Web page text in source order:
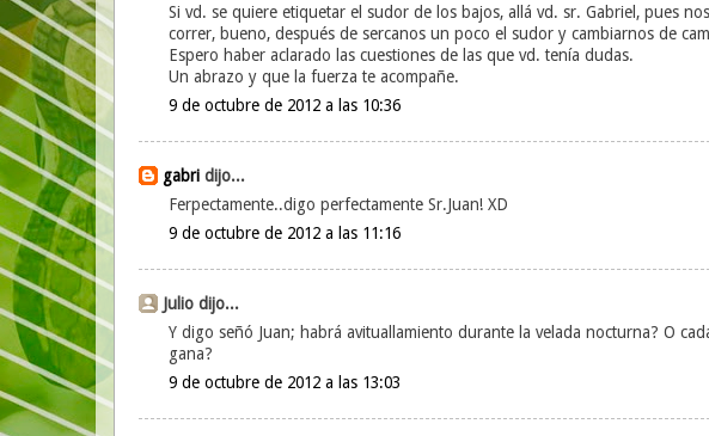
Si vd. se quiere etiquetar el sudor de los bajos, allá vd. sr. Gabriel, pues
correr, bueno, después de sercanos un poco el sudor y cambiarnos de
Espero haber aclarado las cuestiones de las que vd. tenía dudas.
Un abrazo y que la fuerza te acompañe.
9 de octubre de 2012 a las 10:36
gabridijo...
Ferpectamente..digo perfectamente Sr.Juan! XD
9 de octubre de 2012 a las 11:16
Julio dijo...
Y digo señó Juan; habrá avituallamiento durante la velada nocturna? O
gana?
9 de octubre de 2012 a las 13:03